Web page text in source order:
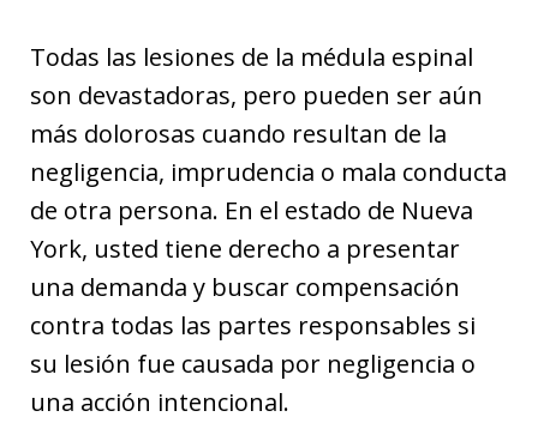
Todas las lesiones de la médula espinal
son devastadoras, pero pueden ser aún
más dolorosas cuando resultan de la
negligencia, imprudencia o mala conducta
de otra persona. En el estado de Nueva
York, usted tiene derecho a presentar
una demanda y buscar compensación
contra todas las partes responsables si
su lesión fue causada por negligencia o
una acción intencional.